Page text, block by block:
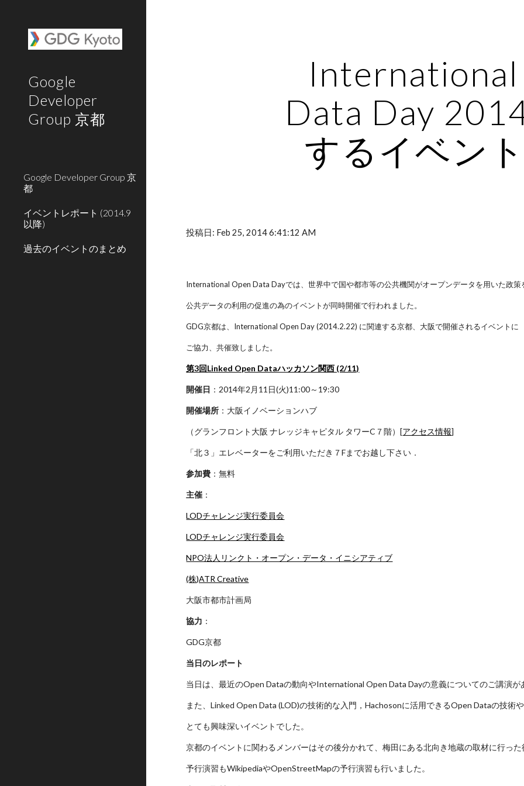
Google
Developer
Group 京都
Google Developer Group 京
都
イベントレポート (2014.9
以降)
過去のイベントのまとめ
International
Data Day
するイベン
投稿日: Feb 25, 2014 6:41:12 AM
International Open Data Dayでは、世界中で国や都市等の公共機関がオープンデータを用いた政策
公共データの利用の促進の為のイベントが同時開催で行われました。
GDG京都は、International Open Day (2014.2.22) に関連する京都、大阪で開催されるイベントに
ご協力、共催致しました。
第3回Linked Open Dataハッカソン関西 (2/11)
開催日 ：2014年2月11日(火)11:00～19:30
開催場所 ：大阪イノベーションハブ
（グランフロント大阪 ナレッジキャピタル タワーC７階）[アクセス情報]
「北３」エレベーターをご利用いただき７Fまでお越し下さい．
参加費 ：無料
主催 ：
LODチャレンジ実行委員会
LODチャレンジ実行委員会
NPO法人リンクト・オープン・データ・イニシアティブ
(株)ATR Creative
大阪市都市計画局
協力 ：
GDG京都
当日のレポート
当日は、最近のOpen Dataの動向やInternational Open Data Dayの意義についてのご講演が
また、Linked Open Data (LOD)の技術的な入門，Hachosonに活用できるOpen Dataの技術や
とても興味深いイベントでした。
京都のイベントに関わるメンバーはその後分かれて、梅田にある北向き地蔵の取材に行った
予行演習もWikipediaやOpenStreetMapの予行演習も行いました。